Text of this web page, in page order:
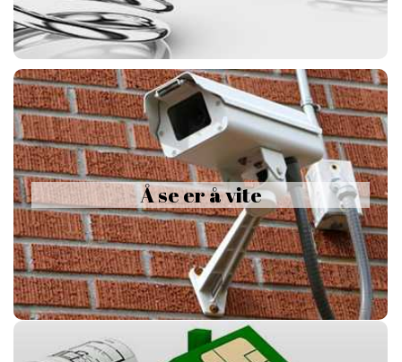
Å se er å vite
Å se er å vite
Norgesalarmen benytter detektorer med kamera og har også IP
kamera som integrerer med systemet. Dette gir en komplett
løsning med videoverifikasjon når alarmen går. Alarmene kommer
som push meldinger via App eller som e-post, sms/mms. Ved
mottak kan du straks avgjøre hvorvidt alarmen er skarp eller ikke.
Med videoverifikasjon kan du selv ringe politiet. De har da plikt til
å gripe inn. Du har også mulighet til å SE HJEM og sjekke at alt
står bra til.